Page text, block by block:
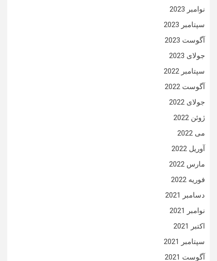
نوامبر 2023
سپتامبر 2023
آگوست 2023
جولای 2023
سپتامبر 2022
آگوست 2022
جولای 2022
ژوئن 2022
می 2022
آوریل 2022
مارس 2022
فوریه 2022
دسامبر 2021
نوامبر 2021
اکتبر 2021
سپتامبر 2021
آگوست 2021